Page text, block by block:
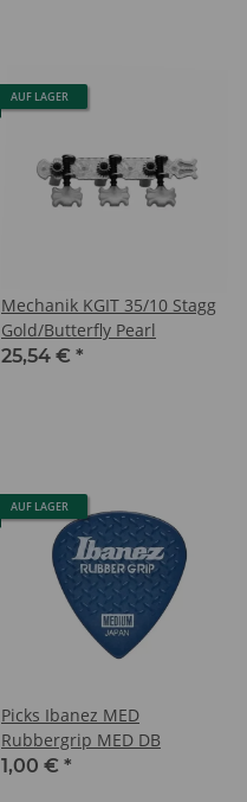
AUF LAGER
Mechanik KGIT 35/10 Stagg
Gold/Butterfly Pearl
25,54 € *
AUF LAGER
Picks Ibanez MED
Rubbergrip MED DB
1,00 € *